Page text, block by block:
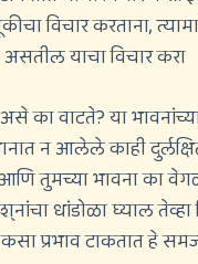
विचार करताना,
असतील याचा विचार करा
का वाटते? या
न आलेले काही
आणि तुमच्या भावना का
धांडोळा घ्याल
कसा प्रभाव टाकतात हे